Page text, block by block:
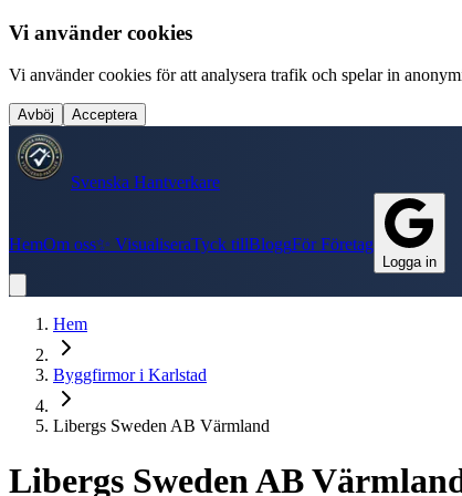
Vi använder cookies
Vi använder cookies för att analysera trafik och spelar in
Avböj Acceptera
Svenska Hantverkare
HemOm oss✨ VisualiseraTyck tillBloggFör Företag
Logga in
Hem
Byggfirmori Karlstad
Libergs Sweden AB Värmland
Libergs Sweden AB